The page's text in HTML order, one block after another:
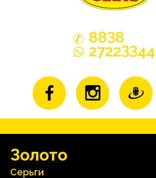
8838
27223344
Зoлoтo
Серьги